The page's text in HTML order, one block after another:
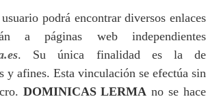
podrá encontrar diversos enlaces
a páginas web independientes
. Su única finalidad es la de
y afines. Esta vinculación se efectúa sin
DOMINICAS LERMA no se hace